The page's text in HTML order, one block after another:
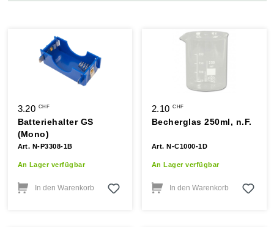
3.20 CHF
Batteriehalter GS
(Mono)
Art. N-P3308-1B
An Lager verfügbar
In den Warenkorb
2.10CHF
Becherglas 250ml, n.F.
Art. N-C1000-1D
An Lager verfügbar
In den Warenkorb